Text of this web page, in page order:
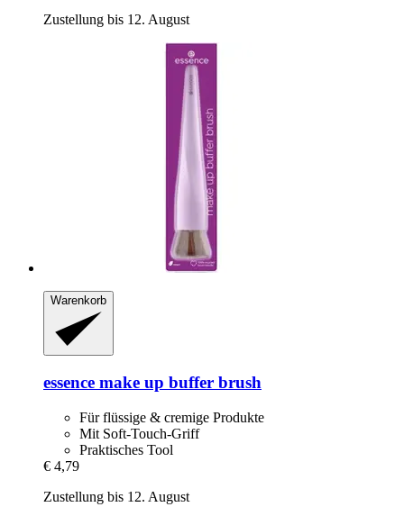
Zustellung bis 12. August
Warenkorb
essence make up buffer brush
Für flüssige & cremige Produkte
Mit Soft-Touch-Griff
Praktisches Tool
€ 4,79
Zustellung bis 12. August